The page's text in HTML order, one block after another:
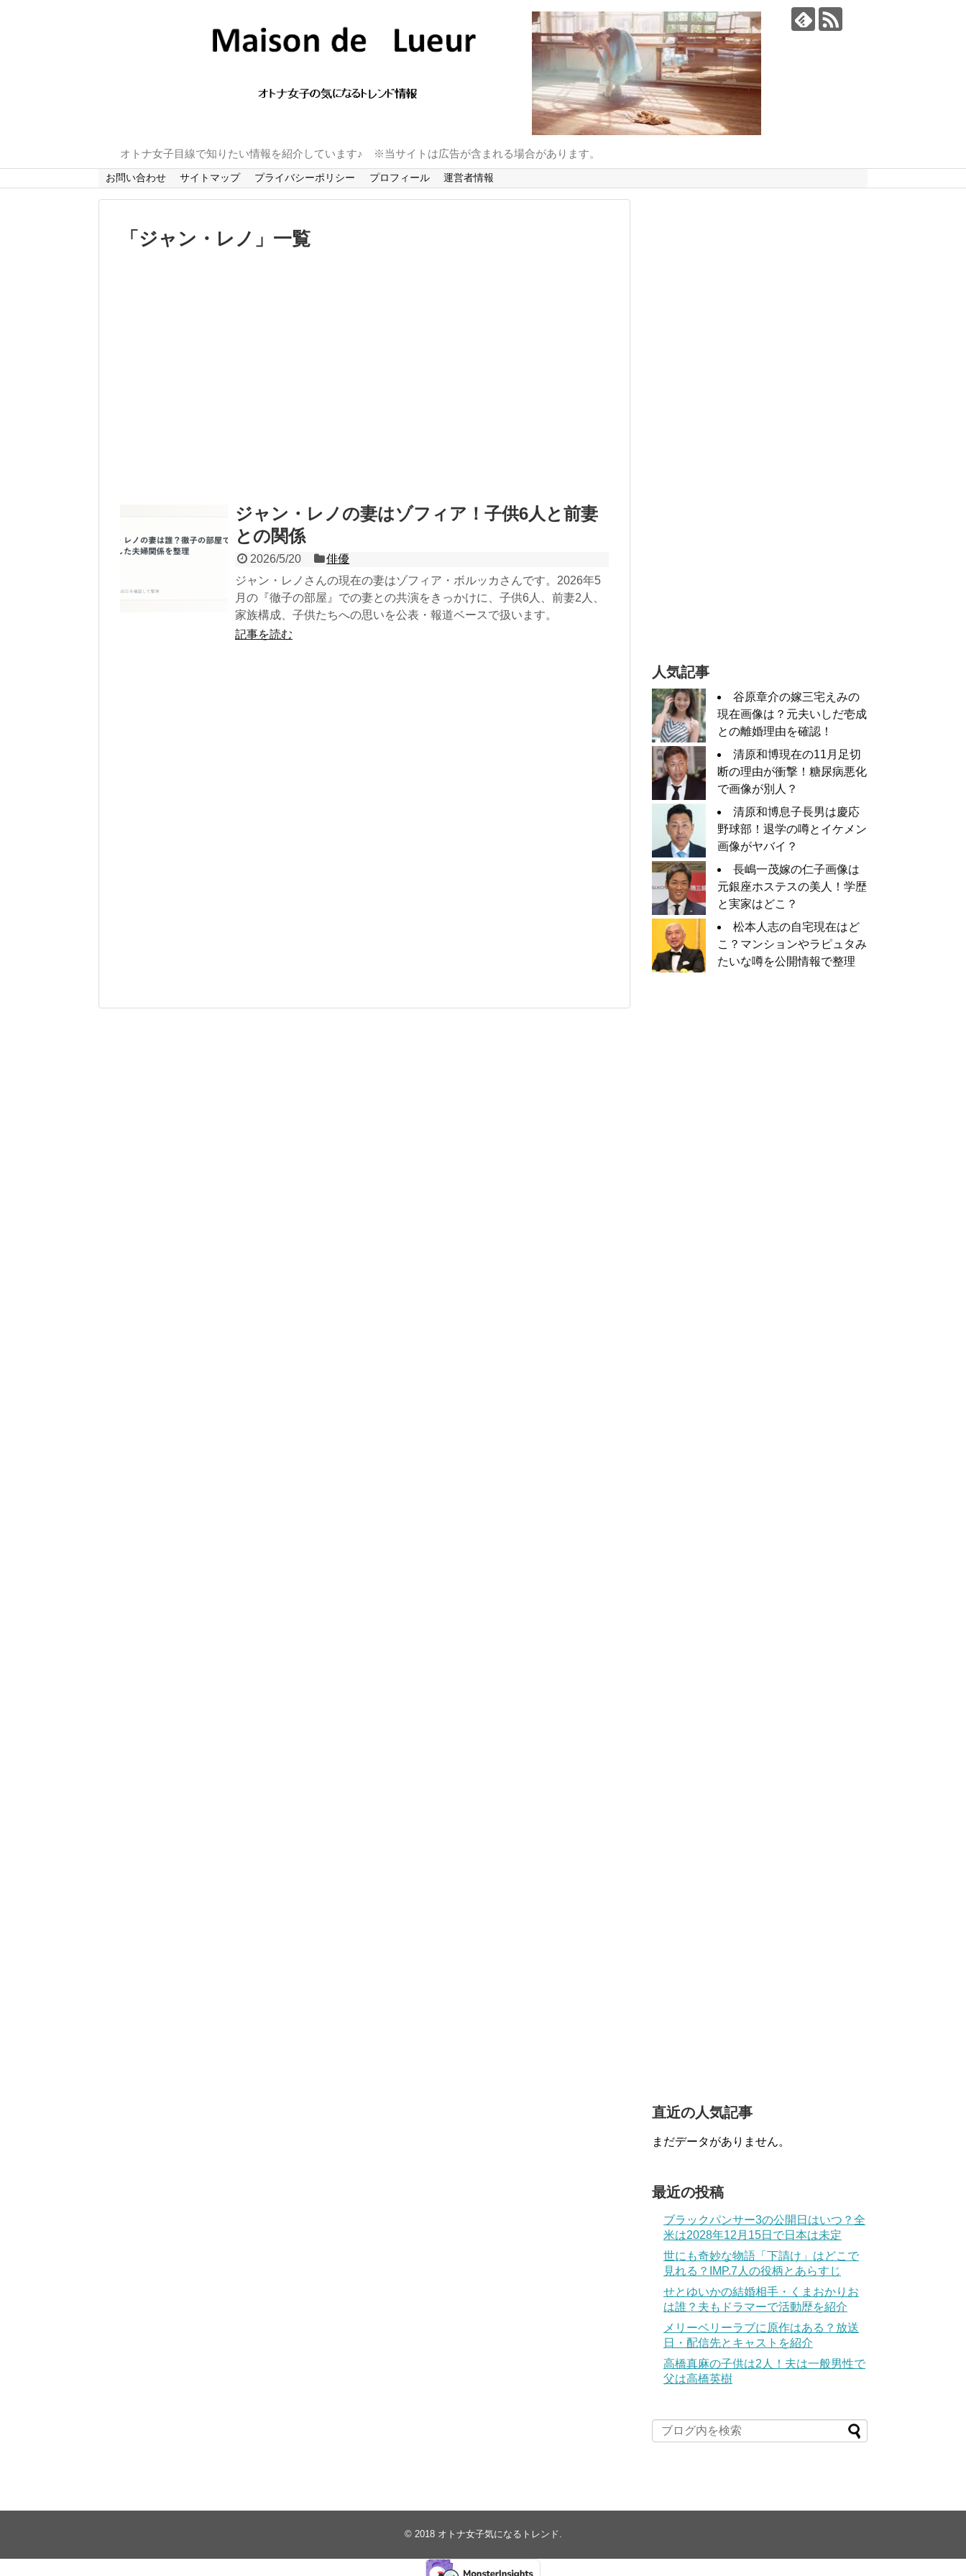
オトナ女子目線で知りたい情報を紹介しています♪ ※当サイトは広告が含まれる場合があります。
お問い合わせ サイトマップ プライバシーポリシー プロフィール 運営者情報
「 ジャン・レノ 」 一覧
ジャン・レノの妻はゾフィア！子供6人と前妻
との関係
2026/5/20
俳優
ジャン・レノさんの現在の妻はゾフィア・ボルッカさんです。2026年5
月の『徹子の部屋』での妻との共演をきっかけに、子供6人、前妻2人、
家族構成、子供たちへの思いを公表・報道ベースで扱います。
記事を読む
人気記事
谷原章介の嫁三宅えみの
現在画像は？元夫いしだ壱成
との離婚理由を確認！
清原和博現在の11月足切
断の理由が衝撃！糖尿病悪化
で画像が別人？
清原和博息子長男は慶応
野球部！退学の噂とイケメン
画像がヤバイ？
長嶋一茂嫁の仁子画像は
元銀座ホステスの美人！学歴
と実家はどこ？
松本人志の自宅現在はど
こ？マンションやラピュタみ
たいな噂を公開情報で整理
直近の人気記事
まだデータがありません。
最近の投稿
ブラックパンサー3の公開日はいつ？全
米は2028年12月15日で日本は未定
世にも奇妙な物語「下請け」はどこで
見れる？IMP.7人の役柄とあらすじ
せとゆいかの結婚相手・くまおかりお
は誰？夫もドラマーで活動歴を紹介
メリーベリーラブに原作はある？放送
日・配信先とキャストを紹介
高橋真麻の子供は2人！夫は一般男性で
父は高橋英樹
© 2018 オトナ女子気になるトレンド.